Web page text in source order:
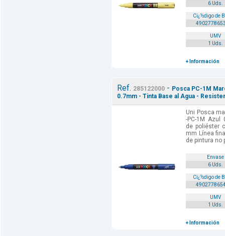
6 Uds.
Cï¿½digo de
UMV
1 Uds.
+ Información
Ref. 285122000 - Posca PC-1M
0.7mm - Tinta Base al Agua -
Uni Posca
-PC-1M Azul
de poliéster
mm Línea
de pintura no
Envase
6 Uds.
Cï¿½digo de
UMV
1 Uds.
+ Información